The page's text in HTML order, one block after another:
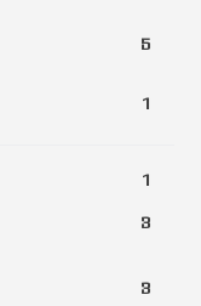
5
1
1
3
3